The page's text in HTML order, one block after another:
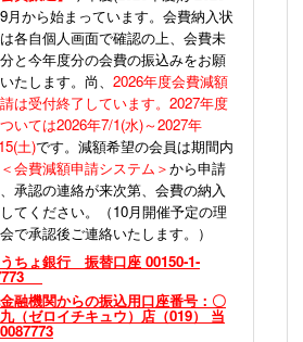
月から始まっています。会費納入状
各自個人画面で確認の上、会費未
と今年度分の会費の振込みをお願
たします。尚、 2026年度会費減額
は受付終了しています。2027年度
いては2026年7/1(水)～2027年
土)です。減額希望の会員は期間内
＜会費減額申請システム＞から申請
承認の連絡が来次第、会費の納入
てください。（10月開催予定の理
で承認後ご連絡いたします。）
ちょ銀行 振替口座 00150-1-
融機関からの振込用口座番号：〇
（ゼロイチキュウ）店（019） 当